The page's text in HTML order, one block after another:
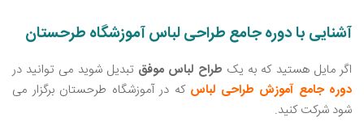
آشنایی با دوره جامع طراحی لباس آموزشگاه طرحستان
اگر مایل هستید که به یک طراح لباس موفق تبدیل شوید می ‌توانید در
دوره جامع آموزش طراحی لباس که در آموزشگاه طرحستان برگزار می
‌شود شرکت کنید.